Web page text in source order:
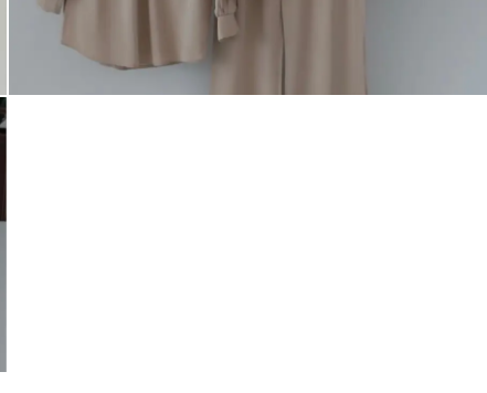
İlk
%10